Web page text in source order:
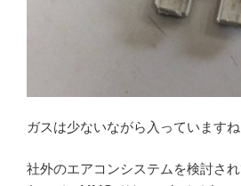
ガスは少ないながら入っていますね
社外のエアコンシステムを検討さ